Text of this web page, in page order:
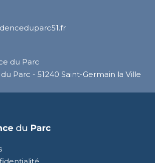
du Parc
Parc - 51240 Saint-Germain la Ville